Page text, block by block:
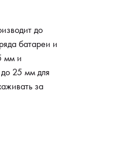
до
батареи и
мм и
25 мм для
за